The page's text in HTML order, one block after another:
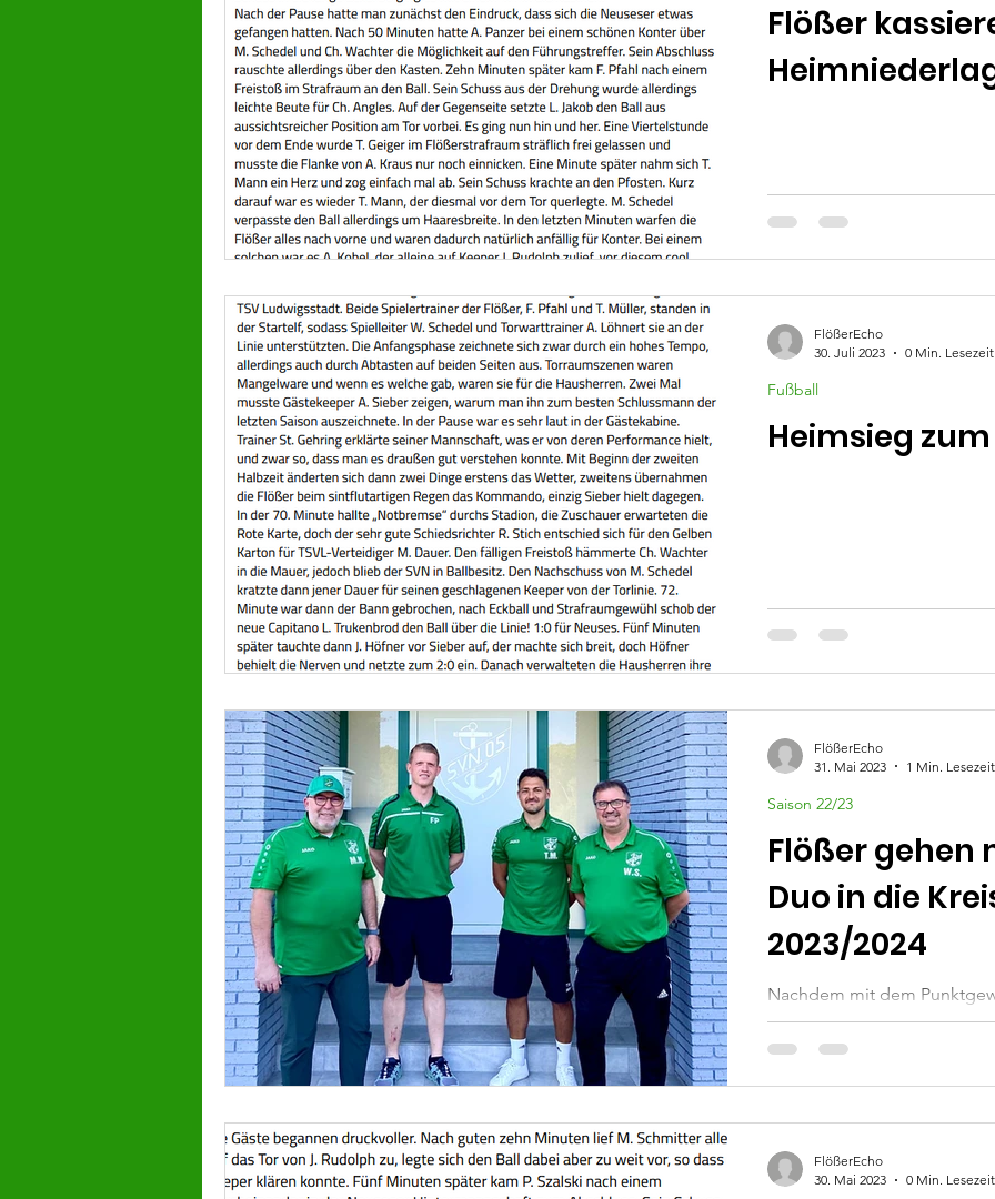
Flößer
Heimsieg
Fußball
FlößerEcho
30. Juli 2023
0 Min. Lesezeit
Flößer gehen
Duo in die
2023/2024
Nachdem mit dem
Marktgraitz 1911 e.V. der
konnte nun auch die
Saison 22/23
FlößerEcho
31. Mai 2023
1 Min. Lesezeit
FlößerEcho
30. Mai 2023
0 Min. Lesezeit